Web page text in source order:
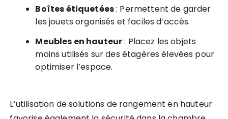
Boîtes étiquetées: Permettent de garder
les jouets organisés et faciles d’accès.
Meubles en hauteur: Placez les objets
moins utilisés sur des étagères élevées pour
optimiser l’espace.
L’utilisation de solutions de rangement en hauteur